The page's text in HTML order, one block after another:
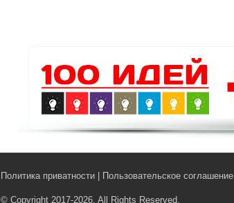
Политика приватности Пользовательское соглашение
© Copyright 2017-2026, All Rights Reserved.